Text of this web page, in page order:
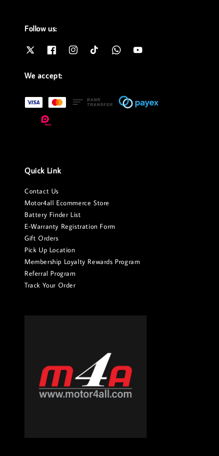
Follow us:
We accept:
Quick Link
Contact Us
Motor4all Ecommerce Store
Battery Finder List
E-Warranty Registration Form
Gift Orders
Pick Up Location
Membership Loyalty Rewards Program
Referral Program
Track Your Order